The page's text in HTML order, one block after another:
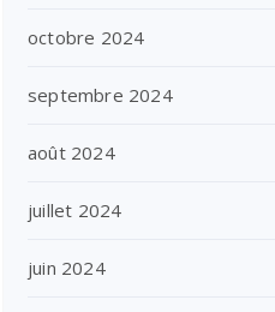
octobre 2024
septembre 2024
août 2024
juillet 2024
juin 2024